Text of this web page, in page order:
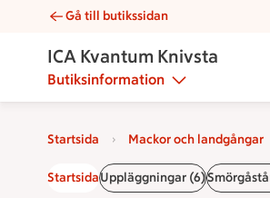
Leverpastejsfralla | Catering ICA
Gå till butikssidan
ICA Kvantum Knivsta
Butiksinformation
Startsida Mackor och landgångar
StartsidaUppläggningar (6)